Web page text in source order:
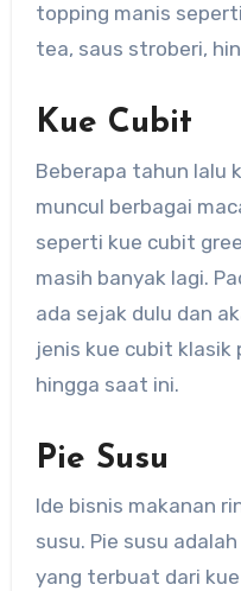
topping manis
tea, saus stroberi,
Kue Cubit
Beberapa tahun lalu
muncul berbagai
seperti kue cubit
masih banyak lagi.
ada sejak dulu dan
jenis kue cubit klasik
hingga saat ini.
Pie Susu
Ide bisnis makanan
susu. Pie susu
yang terbuat dari